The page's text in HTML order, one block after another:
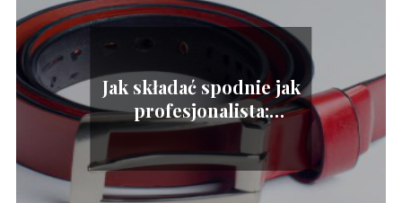
Jak składać spodnie jak
profesjonalista:
optymalne techniki i
porady